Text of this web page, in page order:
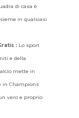
di casa è
in qualsiasi
:Lo sport
e della
mette in
in Champions
vero e proprio